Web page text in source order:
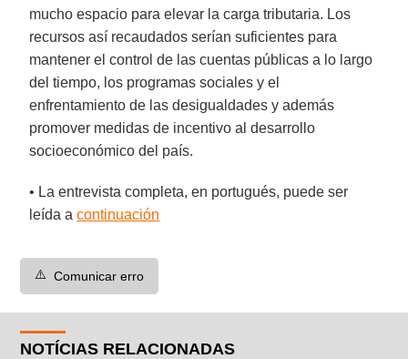
mucho espacio para elevar la carga tributaria. Los
recursos así recaudados serían suficientes para
mantener el control de las cuentas públicas a lo largo
del tiempo, los programas sociales y el
enfrentamiento de las desigualdades y además
promover medidas de incentivo al desarrollo
socioeconómico del país.
• La entrevista completa, en portugués, puede ser
leída acontinuación
⚠️ Comunicar erro
NOTÍCIAS RELACIONADAS